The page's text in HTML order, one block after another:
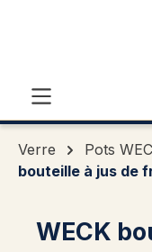
Verre Pots
bouteille à jus de
WECK